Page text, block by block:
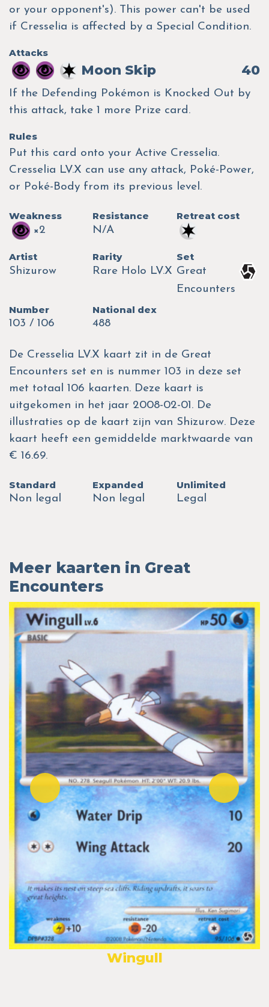
or your opponent's). This power can't be used
if Cresselia is affected by a Special Condition.
Attacks
Moon Skip 40
If the Defending Pokémon is Knocked Out by
this attack, take 1 more Prize card.
Rules
Put this card onto your Active Cresselia.
Cresselia LV.X can use any attack, Poké-Power,
or Poké-Body from its previous level.
Weakness
×2
Resistance
N/A
Retreat cost
Artist
Shizurow
Rarity
Rare Holo LV.X
Set
Great
Encounters
Number
103 / 106
National dex
488
De Cresselia LV.X kaart zit in de Great
Encounters set en is nummer 103 in deze set
met totaal 106 kaarten. Deze kaart is
uitgekomen in het jaar 2008-02-01. De
illustraties op de kaart zijn van Shizurow. Deze
kaart heeft een gemiddelde marktwaarde van
€ 16.69.
Standard
Non legal
Expanded
Non legal
Unlimited
Legal
Meer kaarten in Great
Encounters
Wingull